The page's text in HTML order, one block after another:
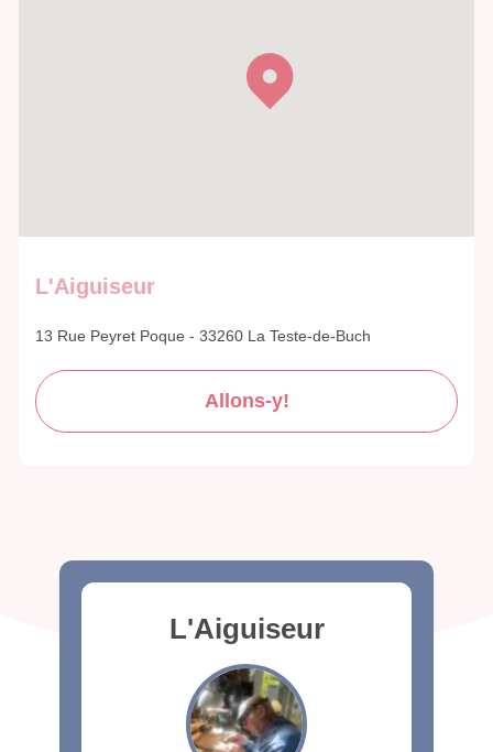
L'Aiguiseur
13 Rue Peyret Poque - 33260 La Teste-de-Buch
Allons-y!
L'Aiguiseur